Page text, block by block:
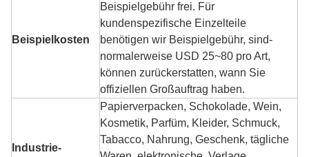
Beispielkosten
Beispielgebühr frei. Für
kundenspezifische Einzelteile
benötigen wir Beispielgebühr, sind-
normalerweise USD 25~80 pro Art,
können zurückerstatten, wann Sie
offiziellen Großauftrag haben.
Industrie-
Papierverpacken, Schokolade, Wein,
Kosmetik, Parfüm, Kleider, Schmuck,
Tabacco, Nahrung, Geschenk, tägliche